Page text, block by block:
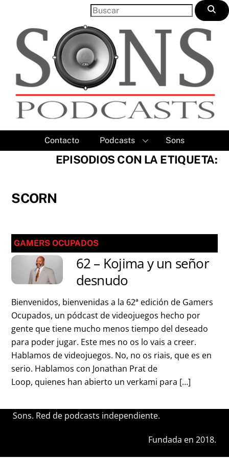
content
Contacto Podcasts Sons
EPISODIOS CON LA ETIQUETA:
SCORN
GAMERS OCUPADOS
62 – Kojima y un señor
desnudo
Bienvenidos, bienvenidas a la 62ª edición de Gamers
Ocupados, un pódcast de videojuegos hecho por
gente que tiene mucho menos tiempo del deseado
para poder jugar. Este mes no os lo vais a creer.
Hablamos de videojuegos. No, no os riais, que es en
serio. Hablamos con Jonathan Prat de
Loop, quienes han abierto un verkami para […]
Sons. Red de podcasts independiente.
Fundada en 2018.